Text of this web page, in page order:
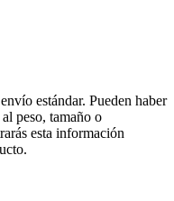
estándar. Pueden haber
peso, tamaño o
esta información